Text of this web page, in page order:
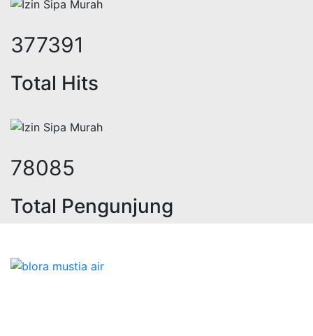
478503
Total Hits
100173
Total Pengunjung